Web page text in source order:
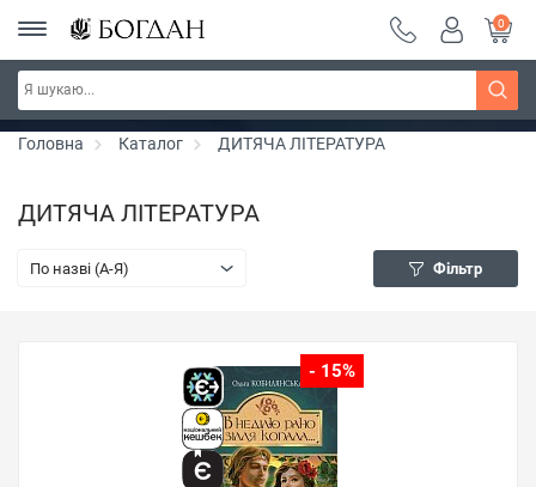
РОЗПРОДАЖ ~ 150 грн ~ 200 грн ~ 250 грн ~
300 грн ~ РОЗПРОДАЖ
Дізнатись більше
0
Головна Каталог ДИТЯЧА ЛІТЕРАТУРА
ДИТЯЧА ЛІТЕРАТУРА
По назві (A-Я) Фільтр
- 15%